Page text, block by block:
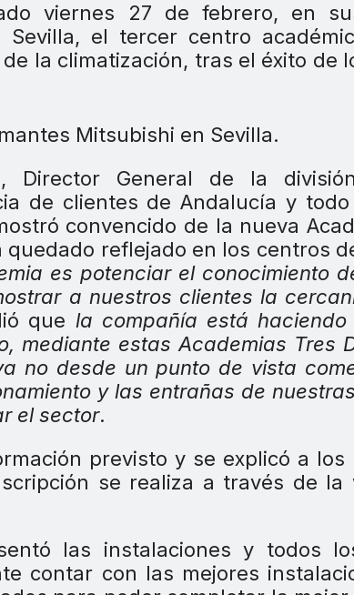
viernes 27 de febrero, en
el tercer centro
la climatización, tras el éxito de
Director General de la
de clientes de Andalucía y
convencido de la nueva
reflejado en los centros
es potenciar el conocimiento
a nuestros clientes la
que la compañía está haciendo
mediante estas Academias Tres
no desde un punto de vista
y las entrañas de
el sector.
previsto y se explicó a los
se realiza a través de la
las instalaciones y todos
contar con las mejores